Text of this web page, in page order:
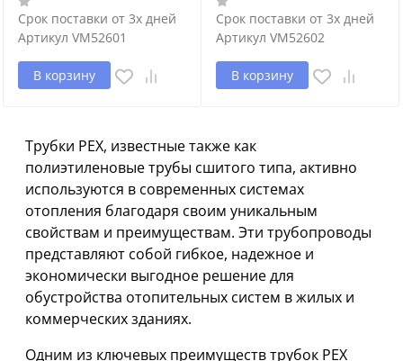
Срок поставки от 3х дней
Артикул VM52601
В корзину
Срок поставки от 3х дней
Артикул VM52602
В корзину
Трубки PEX, известные также как
полиэтиленовые трубы сшитого типа, активно
используются в современных системах
отопления благодаря своим уникальным
свойствам и преимуществам. Эти трубопроводы
представляют собой гибкое, надежное и
экономически выгодное решение для
обустройства отопительных систем в жилых и
коммерческих зданиях.
Одним из ключевых преимуществ трубок PEX